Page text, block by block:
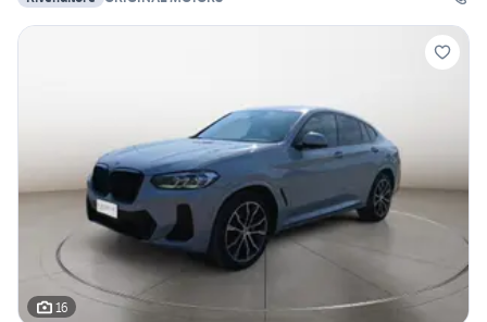
16